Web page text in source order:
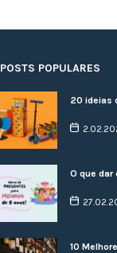
POSTS POPULARES
20 ideias
O que dar
10